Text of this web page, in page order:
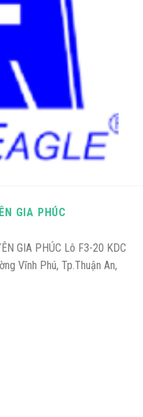
GIA PHÚC
GIA PHÚC Lô F3-20 KDC
Vĩnh Phú, Tp.Thuận An,